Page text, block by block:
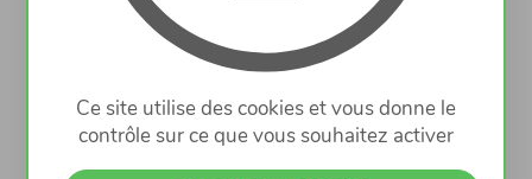
Rumelange
RUMELANGE
L-3730 RUMELANGE
Soleuvre
SOLEUVRE
L-4470 SOLEUVRE
Ce site utilise des cookies et vous donne le
contrôle sur ce que vous souhaitez activer